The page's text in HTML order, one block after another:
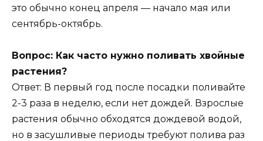
это обычно конец апреля — начало мая или
сентябрь-октябрь.
Вопрос: Как часто нужно поливать хвойные
растения?
Ответ: В первый год после посадки поливайте
2-3 раза в неделю, если нет дождей. Взрослые
растения обычно обходятся дождевой водой,
но в засушливые периоды требуют полива раз